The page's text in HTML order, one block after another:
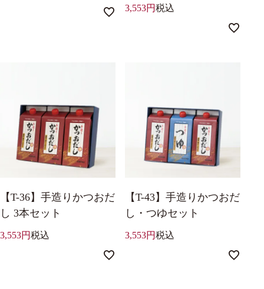
3,553 税込
【T-36】手造りかつおだ
し 3本セット
3,553 税込
【T-43】手造りかつおだ
し・つゆセット
3,553 税込